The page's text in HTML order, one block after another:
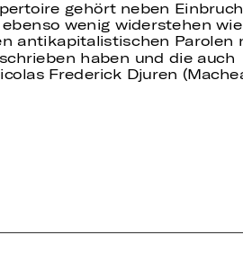
gehört neben
wenig widerstehen wie
antikapitalistischen Parolen
haben und die auch
Frederick Djuren